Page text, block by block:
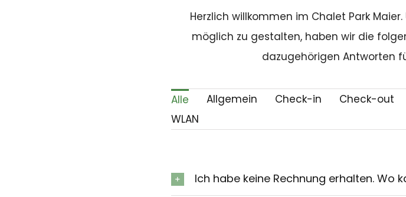
Herzlich willkommen im Chalet Park
möglich zu gestalten, haben wir die
dazugehörigen Antworten
Alle Allgemein Check-in Check-out
WLAN
Ich habe keine Rechnung erhalten. Wo